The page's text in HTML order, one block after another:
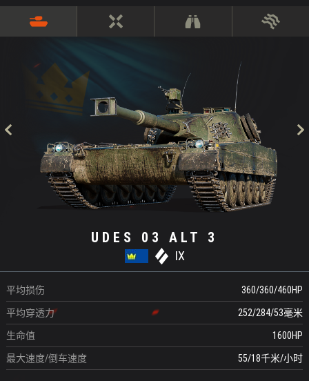
UDES 03 ALT 3
IX
平均损伤 360/360/460HP
平均穿透力 252/284/53毫米
生命值 1600HP
最大速度/倒车速度 55/18千米/小时